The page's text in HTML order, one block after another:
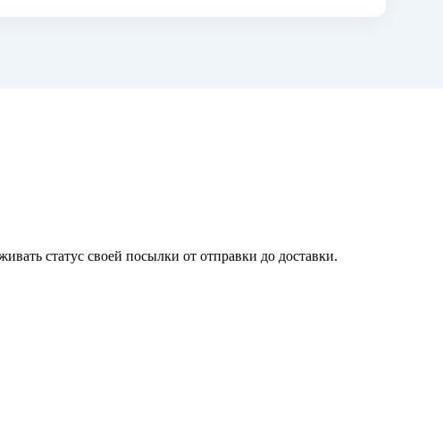
статус своей посылки от отправки до доставки.